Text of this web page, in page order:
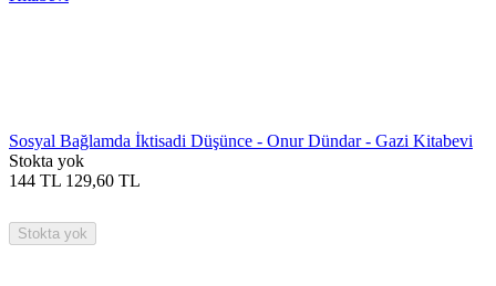
Sosyal Bağlamda İktisadi Düşünce - Onur Dündar - Gazi Kitabevi
Stokta yok
144 TL 129,60 TL
Stokta yok